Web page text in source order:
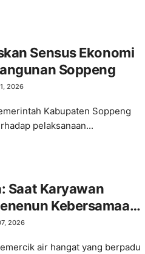
Sensus Ekonomi
Soppeng
2026
Kabupaten Soppeng
pelaksanaan...
Saat Karyawan
Kebersamaan
Mata Air
2026
air hangat yang berpadu